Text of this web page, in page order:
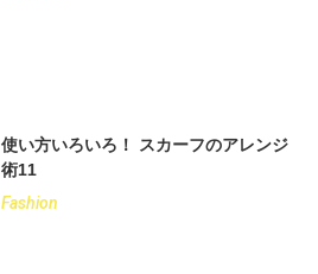
使い方いろいろ！ スカーフのアレンジ
術11
Fashion